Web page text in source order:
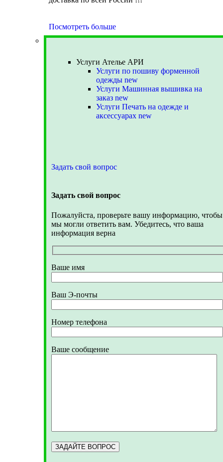
Посмотреть больше
Услуги Ателье АРИ
Услуги Ателье АРИ
Услуги по пошиву форменной
одежды new
Услуги Машинная вышивка на
заказ new
Услуги Печать на одежде и
аксессуарах new
Задать свой вопрос
Задать свой вопрос
Пожалуйста, проверьте вашу информацию, чтобы
мы могли ответить вам. Убедитесь, что ваша
информация верна
Ваше имя
Ваш Э-почты
Номер телефона
Ваше сообщение